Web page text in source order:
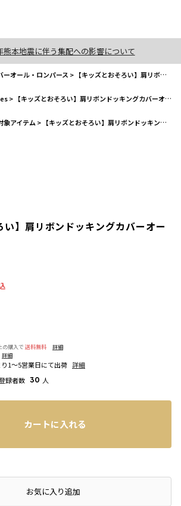
熊本地震に伴う集配への影響について
ーオール・ロンパース > 【キッズとおそろい】肩リボンドッキングカバーオール
> 【キッズとおそろい】肩リボンドッキングカバーオール
象アイテム > 【キッズとおそろい】肩リボンドッキングカバーオール
の購入で 送料無料
詳細
詳細
1～5営業日にて出荷 詳細
録者数 30 人
い】肩リボンドッキングカバーオー
カートに入れる
認するお気に入り追加